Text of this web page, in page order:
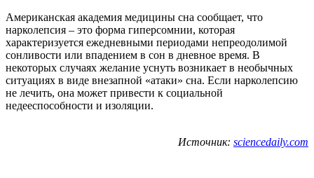
Американская академия медицины сна сообщает, что
нарколепсия – это форма гиперсомнии, которая
характеризуется ежедневными периодами непреодолимой
сонливости или впадением в сон в дневное время. В
некоторых случаях желание уснуть возникает в необычных
ситуациях в виде внезапной «атаки» сна. Если нарколепсию
не лечить, она может привести к социальной
недееспособности и изоляции.
Источник: sciencedaily.com